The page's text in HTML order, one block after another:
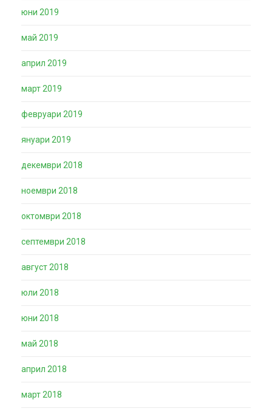
юни 2019
май 2019
април 2019
март 2019
февруари 2019
януари 2019
декември 2018
ноември 2018
октомври 2018
септември 2018
август 2018
юли 2018
юни 2018
май 2018
април 2018
март 2018